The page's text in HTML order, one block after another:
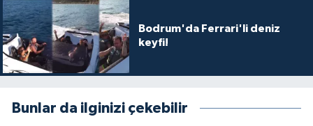
Bodrum'da Ferrari'li deniz
keyfi!
Bunlar da ilginizi çekebilir